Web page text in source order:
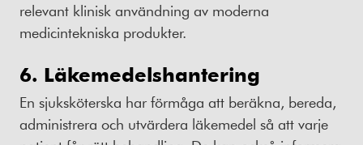
relevant klinisk användning av moderna
medicintekniska produkter.
6. Läkemedelshantering
En sjuksköterska har förmåga att beräkna, bereda,
administrera och utvärdera läkemedel så att varje